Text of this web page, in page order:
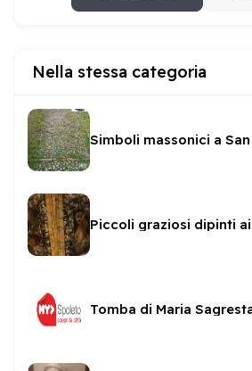
Nella stessa categoria
Tomba di Maria